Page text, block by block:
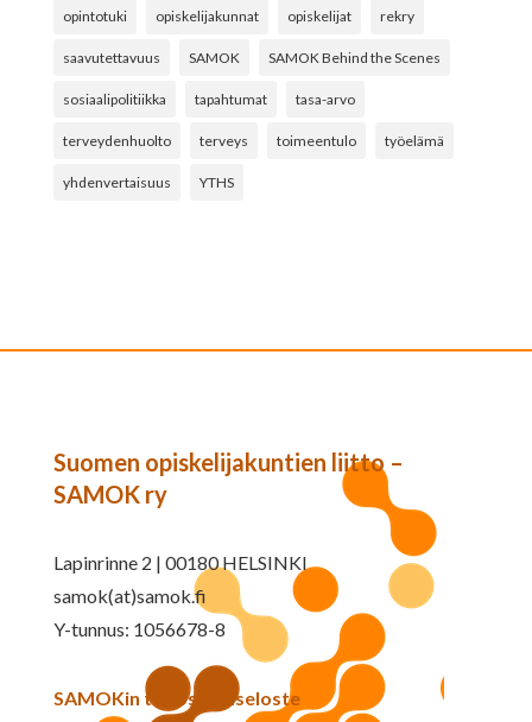
opintotuki opiskelijakunnat opiskelijat rekry
saavutettavuus SAMOK SAMOK Behind the Scenes
sosiaalipolitiikka tapahtumat tasa-arvo
terveydenhuolto terveys toimeentulo työelämä
yhdenvertaisuus YTHS
Suomen opiskelijakuntien liitto –
SAMOK ry
Lapinrinne 2 | 00180 HELSINKI
samok(at)samok.fi
Y-tunnus: 1056678-8
SAMOKin tietosuojaseloste